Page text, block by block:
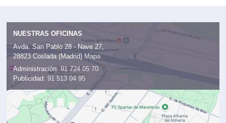
NUESTRAS OFICINAS
Avda. San Pablo 28 - Nave 27,
28823 Coslada (Madrid) Mapa
Administración: 91 724 05 70
Publicidad: 91 513 04 95